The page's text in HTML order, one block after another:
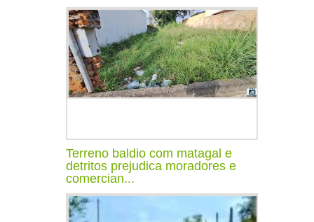
Terreno baldio com matagal e
detritos prejudica moradores e
comercian...